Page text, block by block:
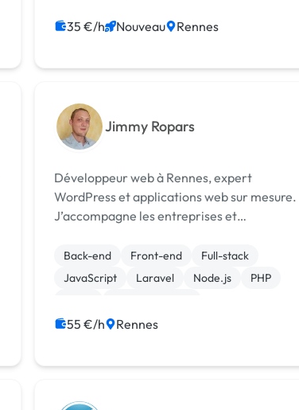
35 €/h Nouveau Rennes
Jimmy Ropars
Développeur web à Rennes, expert
WordPress et applications web sur mesure.
J’accompagne les entreprises et
internet performants, optimisés pour le
référencement.
Back-end Front-end
Full-stack
JavaScript
Laravel Node.js
PHP
CSS, HTML, XML
55 €/h Rennes